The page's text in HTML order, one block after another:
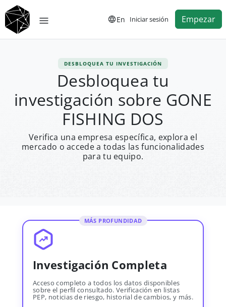
En Iniciar sesión Empezar
DESBLOQUEA TU INVESTIGACIÓN
Desbloquea tu
investigación sobre GONE
FISHING DOS
Verifica una empresa específica, explora el
mercado o accede a todas las funcionalidades
para tu equipo.
MÁS PROFUNDIDAD
Investigación Completa
Acceso completo a todos los datos disponibles
sobre el perfil consultado. Verificación en listas
PEP, noticias de riesgo, historial de cambios, y más.